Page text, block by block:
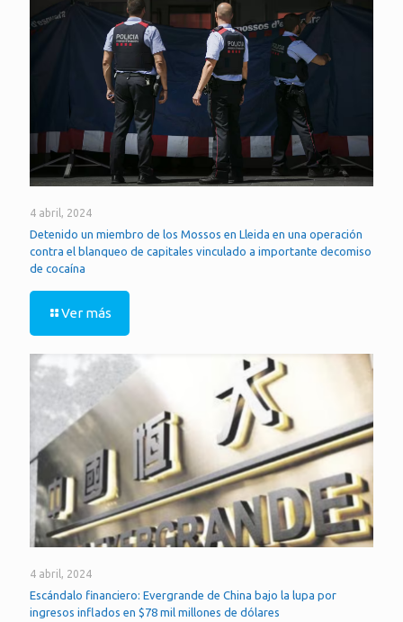
4 abril, 2024
Detenido un miembro de los Mossos en Lleida en una operación
contra el blanqueo de capitales vinculado a importante decomiso
de cocaína
Ver más
4 abril, 2024
Escándalo financiero: Evergrande de China bajo la lupa por
ingresos inflados en $78 mil millones de dólares